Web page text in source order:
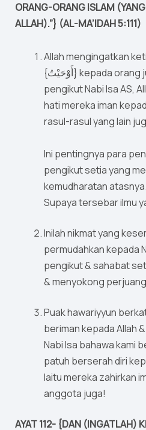
ORANG-ORANG ISLAM
ALLAH).”} (AL-MA’IDAH 5:111)
Allah mengingatkan
{أَوْحَيْتُ} kepada orang jujur dari kalangan
pengikut Nabi Isa AS,
hati mereka iman
rasul-rasul yang lain
Ini pentingnya para
pengikut setia yang
kemudharatan atasnya.
Supaya tersebar ilmu
Inilah nikmat yang
permudahkan kepada
pengikut & sahabat
& menyokong
Puak hawariyyun
beriman kepada Allah
Nabi Isa bahawa kami
patuh berserah diri
Iaitu mereka zahirkan
anggota juga!
AYAT 112- {DAN (INGATLAH)